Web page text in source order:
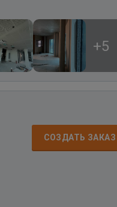
+5
СОЗДАТЬ ЗАКАЗ